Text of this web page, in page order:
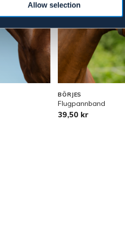
Allow selection
BÖRJES
Flugpannband
39,50 kr